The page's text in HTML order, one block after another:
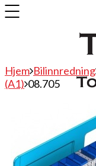
Citroen
Fiat
Hjem Bilinnredning
(A1) 08.705